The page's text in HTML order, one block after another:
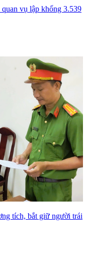
vụ lập khống 3.539
tích, bắt giữ người trái